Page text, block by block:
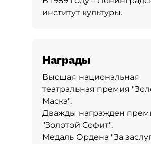
институт культуры.
Награды
Высшая национальная
театральная премия
Маска".
Дважды награжден
"Золотой Cофит".
Медаль Ордена "За